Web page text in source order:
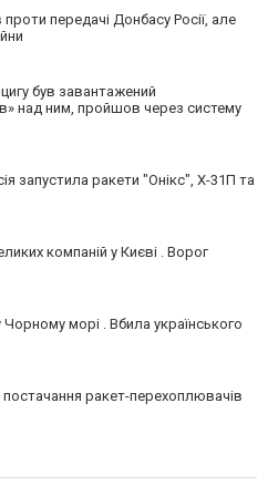
передачі Донбасу Росії, але
був завантажений
над ним, пройшов через систему
запустила ракети "Онікс", Х-31П та
компаній у Києві . Ворог
морі . Вбила українського
ракет-перехоплювачів